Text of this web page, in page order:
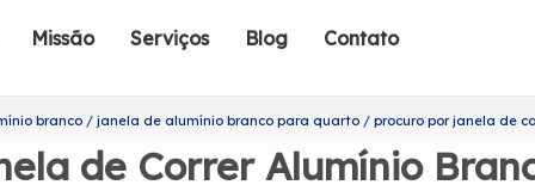
Missão Serviços Blog Contato
branco janela de alumínio branco para quarto procuro por janela de
de Correr Alumínio